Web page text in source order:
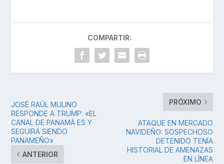
COMPARTIR:
JOSÉ RAÚL MULINO
RESPONDE A TRUMP: «EL
CANAL DE PANAMÁ ES Y
SEGUIRÁ SIENDO
PANAMEÑO»
ANTERIOR
PRÓXIMO
ATAQUE EN MERCADO
NAVIDEÑO: SOSPECHOSO
DETENIDO TENÍA
HISTORIAL DE AMENAZAS
EN LÍNEA